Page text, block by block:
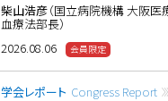
柴山浩彦（国立病院機構 大阪
血療法部長）
2026.08.06
学会レポート Congress Report